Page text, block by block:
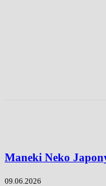
Maneki Neko
09.06.2026